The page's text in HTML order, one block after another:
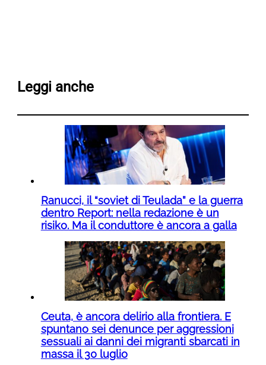
Leggi anche
Ranucci, il “soviet di Teulada” e la guerra
dentro Report: nella redazione è un
risiko. Ma il conduttore è ancora a galla
Ceuta, è ancora delirio alla frontiera. E
spuntano sei denunce per aggressioni
sessuali ai danni dei migranti sbarcati in
massa il 30 luglio